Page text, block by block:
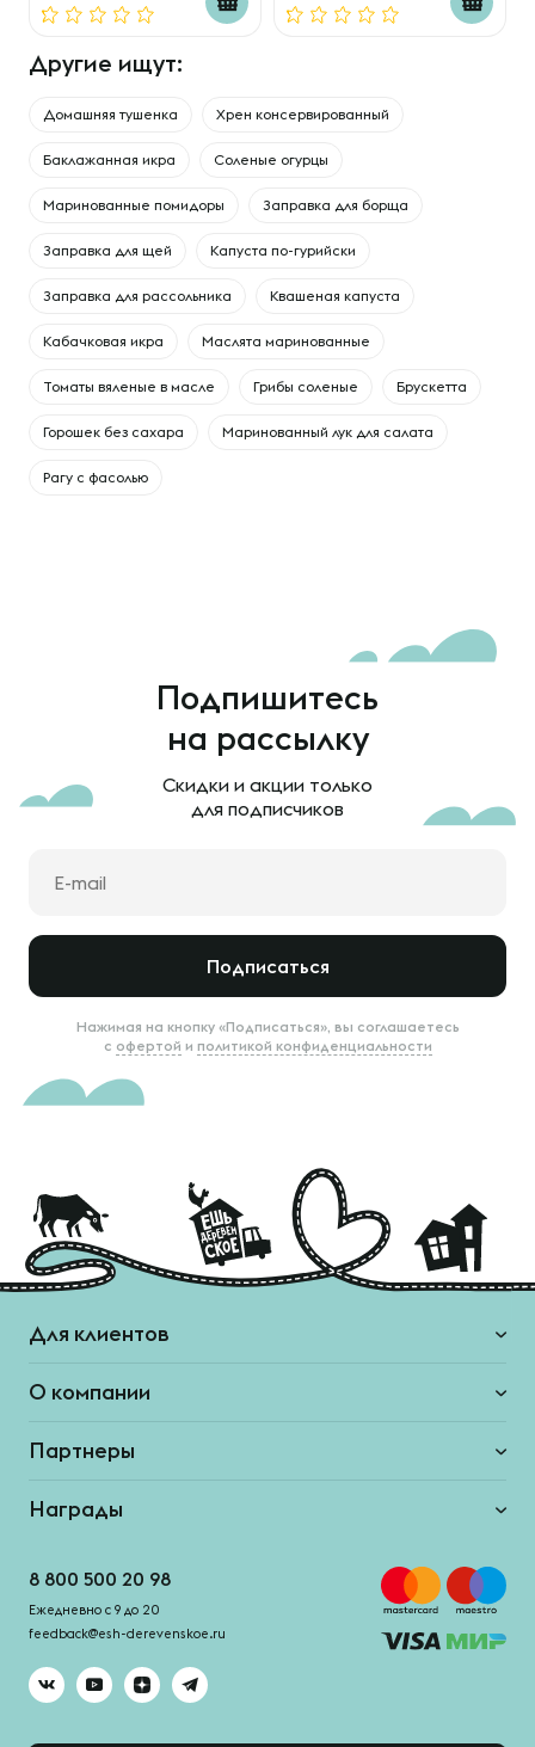
Другие ищут:
Домашняя тушенка Хрен консервированный
Баклажанная икра Соленые огурцы
Маринованные помидоры Заправка для борща
Заправка для щей Капуста по-гурийски
Заправка для рассольника Квашеная капуста
Кабачковая икра Маслята маринованные
Томаты вяленые в масле Грибы соленые Брускетта
Горошек без сахара Маринованный лук для салата
Рагу с фасолью
Подпишитесь
на рассылку
Скидки и акции только
для подписчиков
Подписаться
Нажимая на кнопку «Подписаться», вы соглашаетесь
с офертой и политикой конфиденциальности
Для клиентов
О компании
Партнеры
Награды
8 800 500 20 98
Ежедневно с 9 до 20
feedback@esh-derevenskoe.ru